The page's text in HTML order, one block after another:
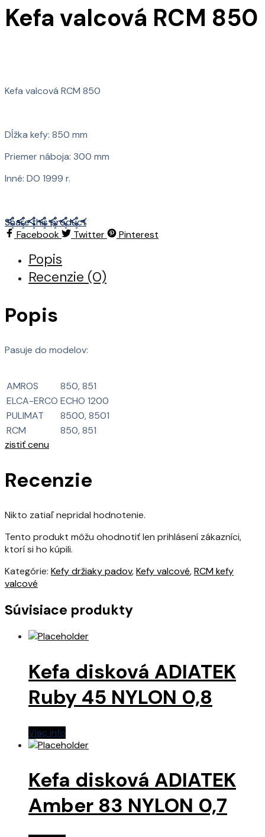
Kefa valcová RCM 850
Kefa valcová RCM 850
Dĺžka kefy: 850 mm
Priemer náboja: 300 mm
Inné: DO 1999 r.
Share this product
Facebook
Twitter Pinterest
Popis
Recenzie (0)
Popis
Pasuje do modelov:
AMROS
850, 851
ELCA-ERCO ECHO 1200
PULIMAT
8500, 8501
RCM
850, 851
zistiť cenu
Recenzie
Nikto zatiaľ nepridal hodnotenie.
Tento produkt môžu ohodnotiť len prihlásení zákazníci,
ktorí si ho kúpili.
Kategórie: Kefy držiaky padov,Kefy valcové,RCM kefy
valcové
Súvisiace produkty
Kefa disková ADIATEK
Ruby 45 NYLON 0,8
Viac info
Kefa disková ADIATEK
Amber 83 NYLON 0,7